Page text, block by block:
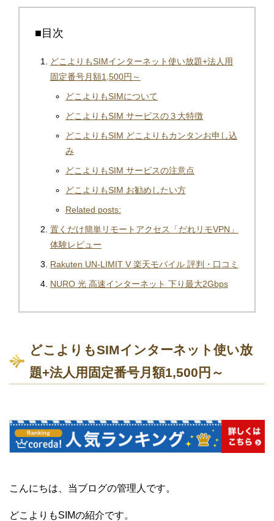
■目次
どこよりもSIMインターネット使い放題+法人用
固定番号月額1,500円～
どこよりもSIMについて
どこよりもSIM サービスの３大特徴
どこよりもSIM どこよりもカンタンお申し込
み
どこよりもSIM サービスの注意点
どこよりもSIM お勧めしたい方
Related posts:
置くだけ簡単リモートアクセス「だれリモVPN」
体験レビュー
Rakuten UN-LIMIT V 楽天モバイル 評判・口コミ
NURO 光 高速インターネット 下り最大2Gbps
どこよりもSIMインターネット使い放
題+法人用固定番号月額1,500円～
こんにちは、当ブログの管理人です。
どこよりもSIMの紹介です。